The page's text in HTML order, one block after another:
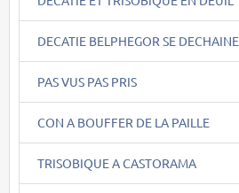
DECATIE BELPHEGOR SE DECHAINE
PAS VUS PAS PRIS
CON A BOUFFER DE LA PAILLE
TRISOBIQUE A CASTORAMA